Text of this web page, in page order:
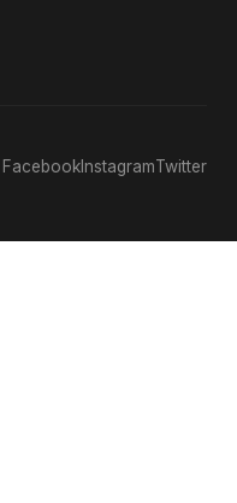
Facebook InstagramTwitter